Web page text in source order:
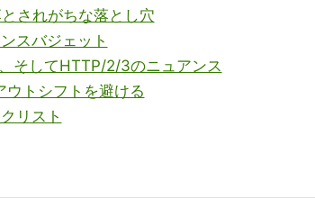
されがちな落とし穴
スバジェット
そしてHTTP/2/3のニュアンス
トシフトを避ける
リスト